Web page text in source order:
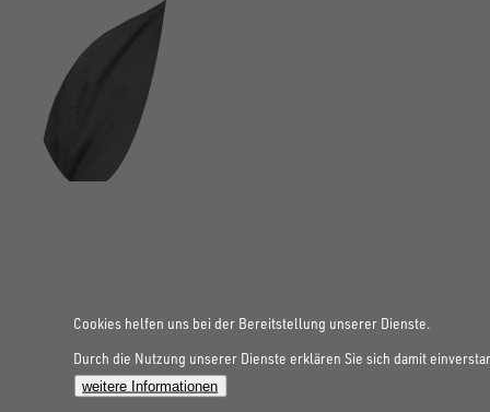
Cookies helfen uns bei der Bereitstellung unserer Dienste.
Durch die Nutzung unserer Dienste erklären Sie sich damit
weitere Informationen